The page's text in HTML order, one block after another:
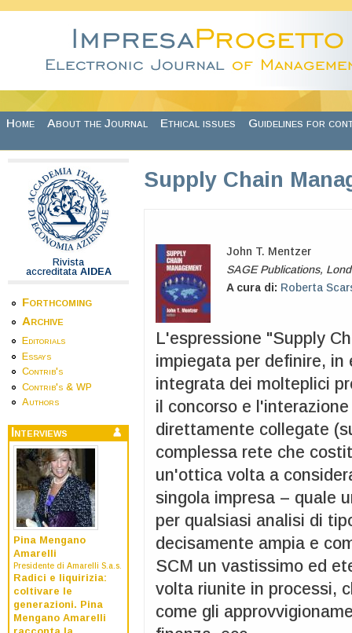
Home About the Journal Ethical issues Guidelines for
Rivista
accreditata AIDEA
Forthcoming
Archive
Editorials
Essays
Contrib's
Contrib's & WP
Authors
Interviews
Pina Mengano
Amarelli
Presidente di Amarelli S.a.s.
Radici e liquirizia:
coltivare le
generazioni. Pina
Mengano Amarelli
Supply Chain
John T. Mentzer
SAGE Publications,
A cura di: Roberta
L'espressione "Supply
impiegata per definire,
integrata dei molteplici
il concorso e
direttamente collegate
complessa rete che
un'ottica volta a
singola impresa – quale
per qualsiasi analisi di
decisamente ampia e
SCM un vastissimo ed
volta riunite in processi,
come gli